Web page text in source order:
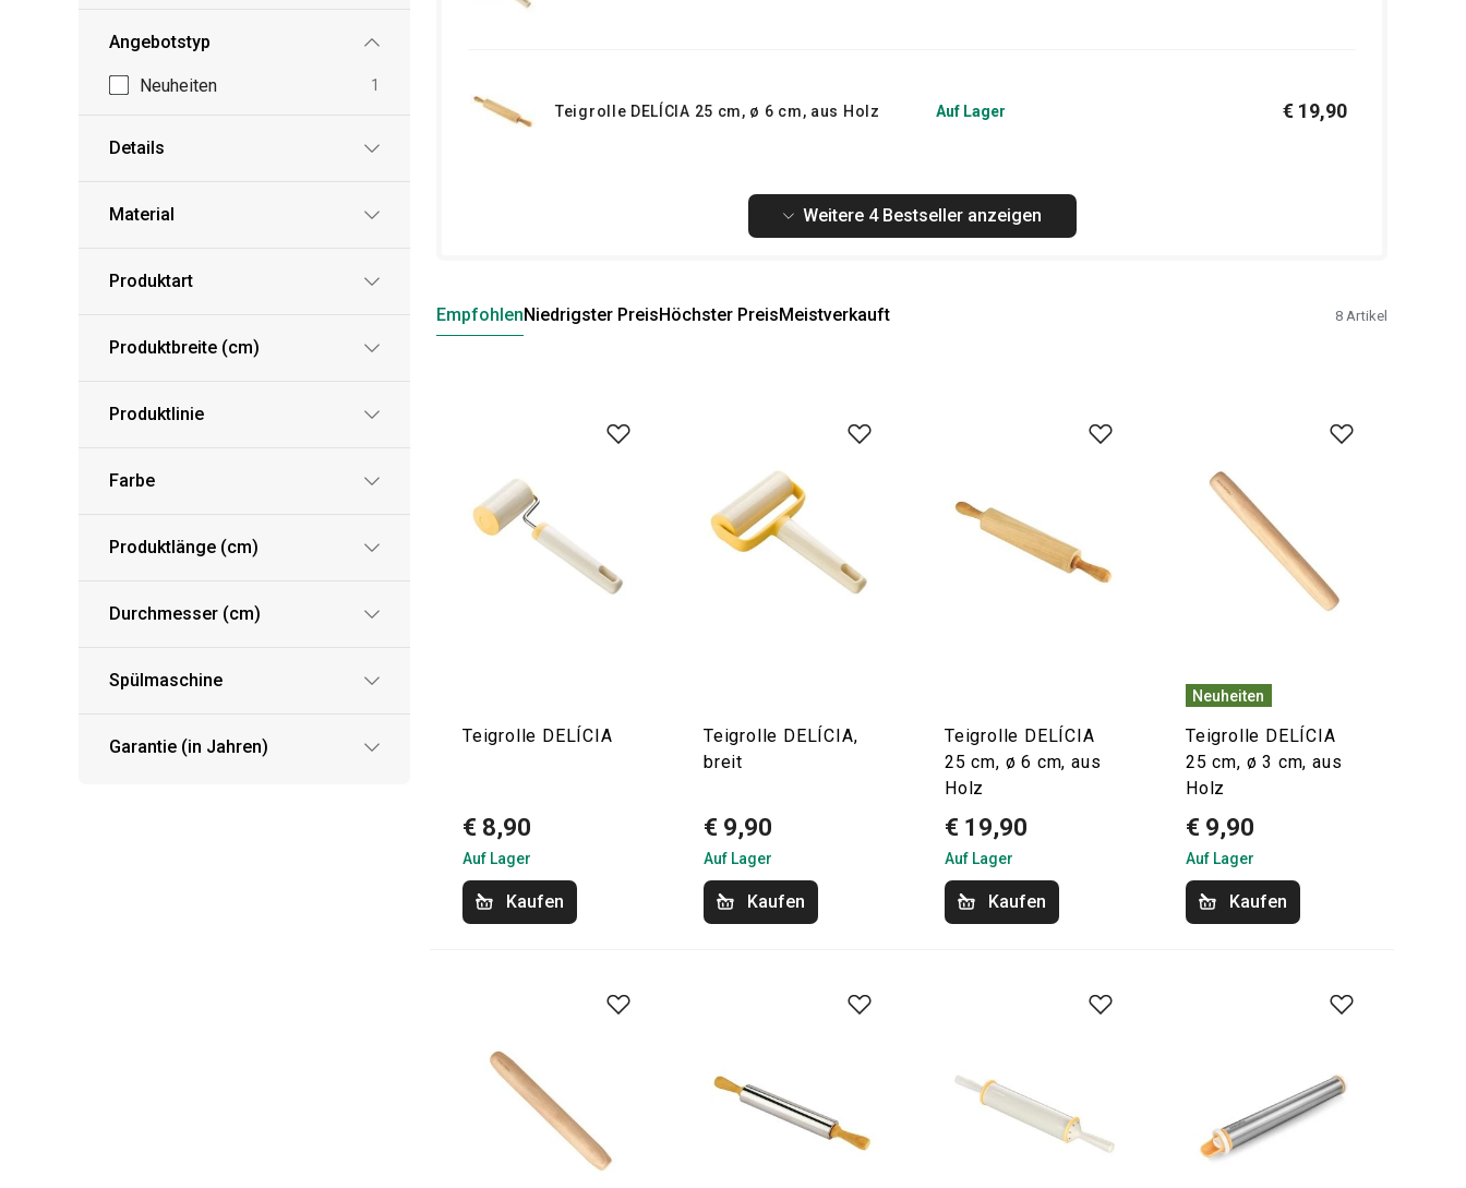
Angebotstyp
Neuheiten 1
Details
Material
Produktart
Produktbreite (cm)
Produktlinie
Farbe
Produktlänge (cm)
Durchmesser (cm)
Spülmaschine
Garantie (in Jahren)
Teigrolle DELÍCIA 25 cm, ø 6 cm, aus Holz Auf Lager € 19,90
Weitere 4 Bestseller anzeigen
EmpfohlenNiedrigster PreisHöchster PreisMeistverkauft 8 Artikel
Teigrolle DELÍCIA
€ 8,90
Auf Lager
Kaufen
Teigrolle DELÍCIA,
breit
€ 9,90
Auf Lager
Kaufen
Teigrolle DELÍCIA
25 cm, ø 6 cm, aus
Holz
€ 19,90
Auf Lager
Kaufen
Neuheiten
Teigrolle DELÍCIA
25 cm, ø 3 cm, aus
Holz
€ 9,90
Auf Lager
Kaufen